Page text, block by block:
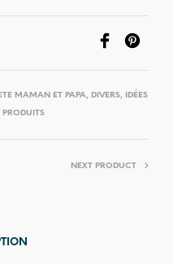
MAMAN ET PAPA, DIVERS, IDÉES
PRODUITS
NEXT PRODUCT